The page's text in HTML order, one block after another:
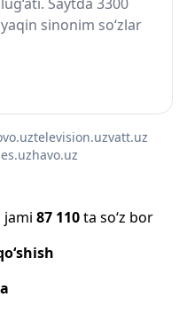
sinonim so‘zlar
television.uzvatt.uz
havo.uz
jami 87 110ta so‘z bor